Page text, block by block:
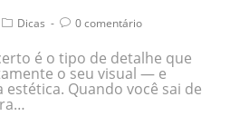
Dicas 0 comentário
é o tipo de detalhe que
o seu visual — e
estética. Quando você sai de